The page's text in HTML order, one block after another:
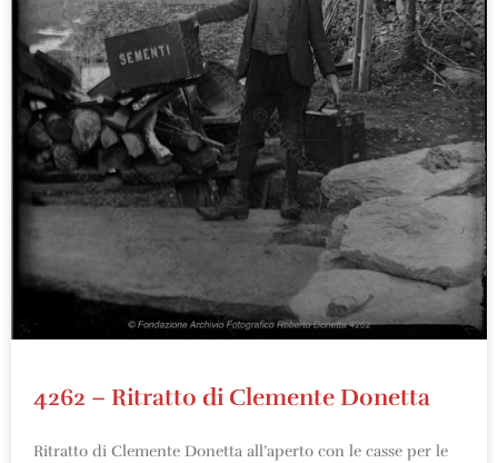
4262 – Ritratto di Clemente Donetta
Ritratto di Clemente Donetta all’aperto con le casse per le